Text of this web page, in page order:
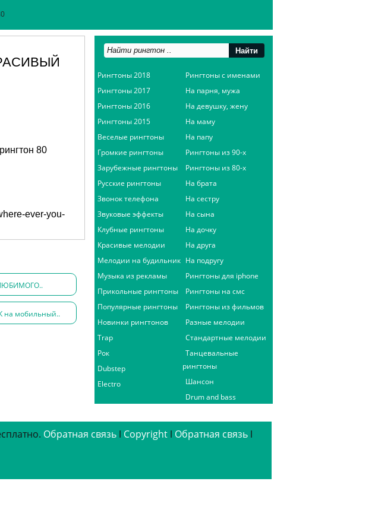
80
ever-you-
ЛЮБИМОГО..
на мобильный..
Рингтоны 2018
Рингтоны 2017
Рингтоны 2016
Рингтоны 2015
Веселые рингтоны
Громкие рингтоны
Зарубежные рингтоны
Русские рингтоны
Звонок телефона
Звуковые эффекты
Клубные рингтоны
Красивые мелодии
Мелодии на будильник
Музыка из рекламы
Прикольные рингтоны
Популярные рингтоны
Новинки рингтонов
Trap
Рок
Dubstep
Electro
Рингтоны с именами
На парня, мужа
На девушку, жену
На маму
На папу
Рингтоны из 90-х
Рингтоны из 80-х
На брата
На сестру
На сына
На дочку
На друга
На подругу
Рингтоны для iphone
Рингтоны на смс
Рингтоны из фильмов
Разные мелодии
Стандартные мелодии
Танцевальные
рингтоны
Шансон
Drum and bass
Обратная связь ǀ Copyright ǀ Обратная связь ǀ